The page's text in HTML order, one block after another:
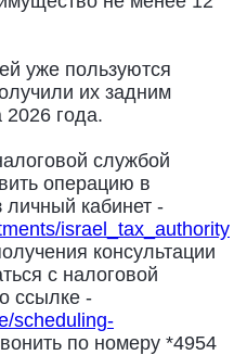
уже пользуются
их задним
2026 года.
службой
операцию в
кабинет -
israel_tax_authority
консультации
с налоговой
ссылке -
scheduling-
по номеру *4954